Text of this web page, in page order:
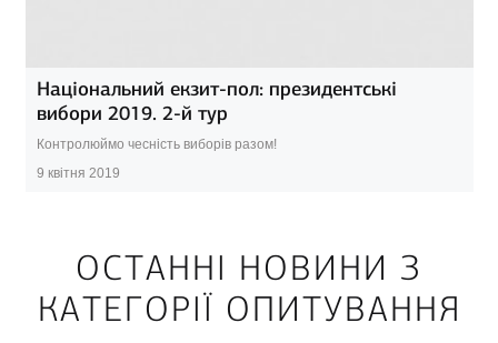
Національний екзит-пол: президентські
вибори 2019. 2-й тур
Контролюймо чесність виборів разом!
9 квітня 2019
ОСТАННІ НОВИНИ З
КАТЕГОРІЇ ОПИТУВАННЯ